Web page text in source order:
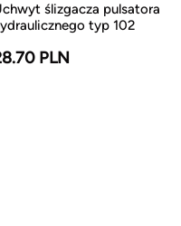
ślizgacza pulsatora
typ 102
PLN